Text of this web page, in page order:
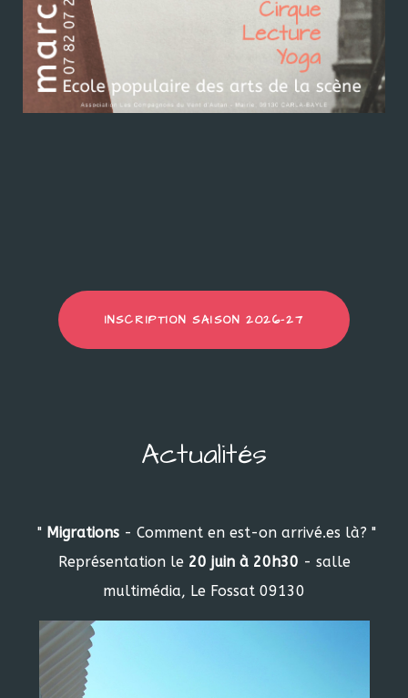
INSCRIPTION SAISON 2026-27
Actualités
" Migrations- Comment en est-on arrivé.es là? "
Représentation le 20 juin à 20h30 - salle
multimédia, Le Fossat 09130